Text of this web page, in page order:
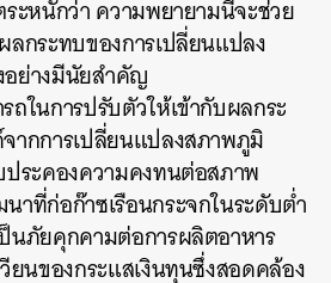
ะหนักว่า ความพยายามนี้จะช่วย
ลกระทบของการเปลี่ยนแปลง
ย่างมีนัยสำคัญ
ในการปรับตัวให้เข้ากับผลกระ
ากการเปลี่ยนแปลงสภาพภูมิ
ระคองความคงทนต่อสภาพ
าที่ก่อก๊าซเรือนกระจกในระดับต่ำ
นภัยคุกคามต่อการผลิตอาหาร
ยนของกระแสเงินทุนซึ่งสอดคล้อง